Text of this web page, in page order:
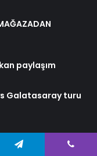
paylaşım
Galatasaray turu